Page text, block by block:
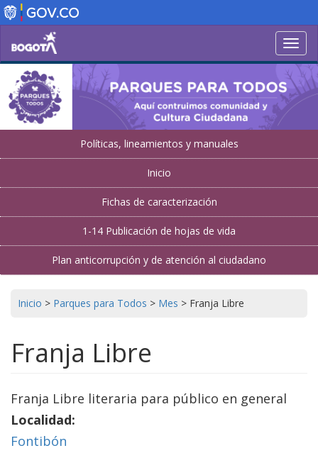
Pasar
al
contenido
principal
Políticas, lineamientos y manuales
Inicio
Fichas de caracterización
1-14 Publicación de hojas de vida
Plan anticorrupción y de atención al ciudadano
Inicio > Parques para Todos > Mes > Franja Libre
Franja Libre
Franja Libre literaria para público en general
Localidad:
Fontibón